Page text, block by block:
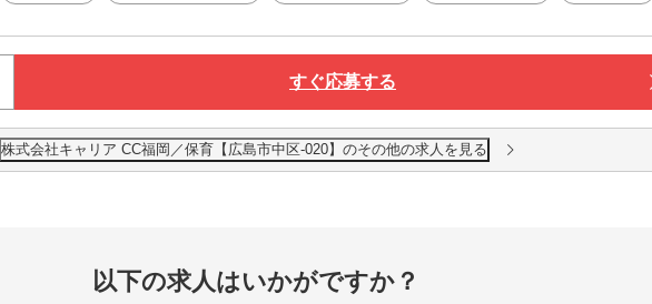
すぐ応募する
株式会社キャリア CC福岡／保育【広島市中区-020】のその他の求人を見る
以下の求人はいかがですか？